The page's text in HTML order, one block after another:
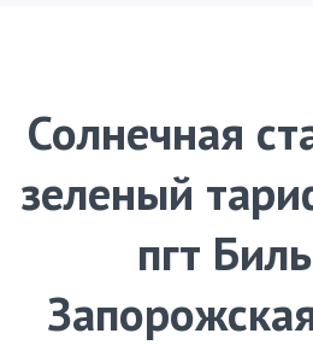
Солнечная
зеленый
пгт